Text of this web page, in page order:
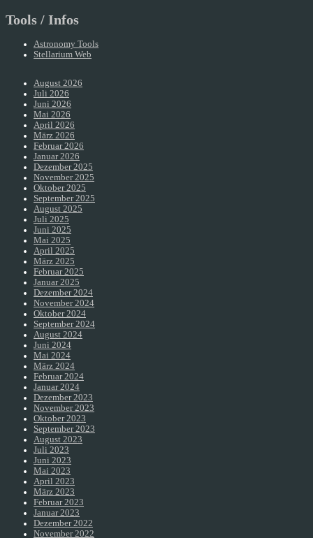
Tools / Infos
Astronomy Tools
Stellarium Web
August 2026
Juli 2026
Juni 2026
Mai 2026
April 2026
März 2026
Februar 2026
Januar 2026
Dezember 2025
November 2025
Oktober 2025
September 2025
August 2025
Juli 2025
Juni 2025
Mai 2025
April 2025
März 2025
Februar 2025
Januar 2025
Dezember 2024
November 2024
Oktober 2024
September 2024
August 2024
Juni 2024
Mai 2024
März 2024
Februar 2024
Januar 2024
Dezember 2023
November 2023
Oktober 2023
September 2023
August 2023
Juli 2023
Juni 2023
Mai 2023
April 2023
März 2023
Februar 2023
Januar 2023
Dezember 2022
November 2022